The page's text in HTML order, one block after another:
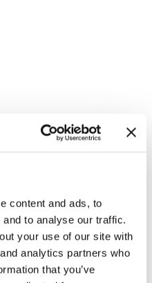
content and ads, to
to analyse our traffic.
your use of our site with
analytics partners who
that you’ve
tervező ügyféltanácsadó